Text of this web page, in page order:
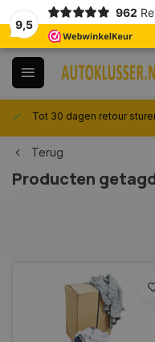
9,5
962
Tot 30 dagen retour
Terug
Producten